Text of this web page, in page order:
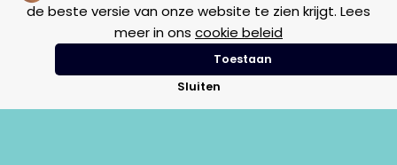
de beste versie van onze website te zien krijgt. Lees
meer in ons cookie beleid
Toestaan
Sluiten